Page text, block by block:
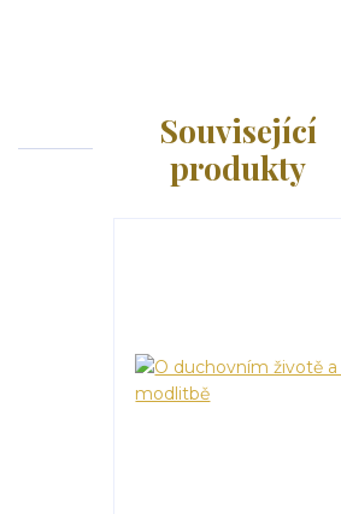
Související
produkty